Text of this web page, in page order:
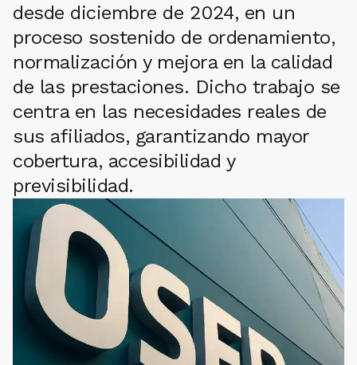
desde diciembre de 2024, en un
proceso sostenido de ordenamiento,
normalización y mejora en la calidad
de las prestaciones. Dicho trabajo se
centra en las necesidades reales de
sus afiliados, garantizando mayor
cobertura, accesibilidad y
previsibilidad.